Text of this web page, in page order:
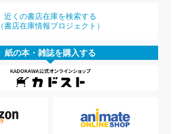
近くの書店在庫を検索する
（書店在庫情報プロジェクト）
紙の本・雑誌を購入する